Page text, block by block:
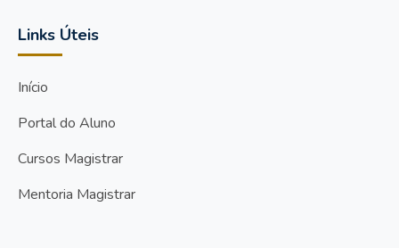
Links Úteis
Início
Portal do Aluno
Cursos Magistrar
Mentoria Magistrar